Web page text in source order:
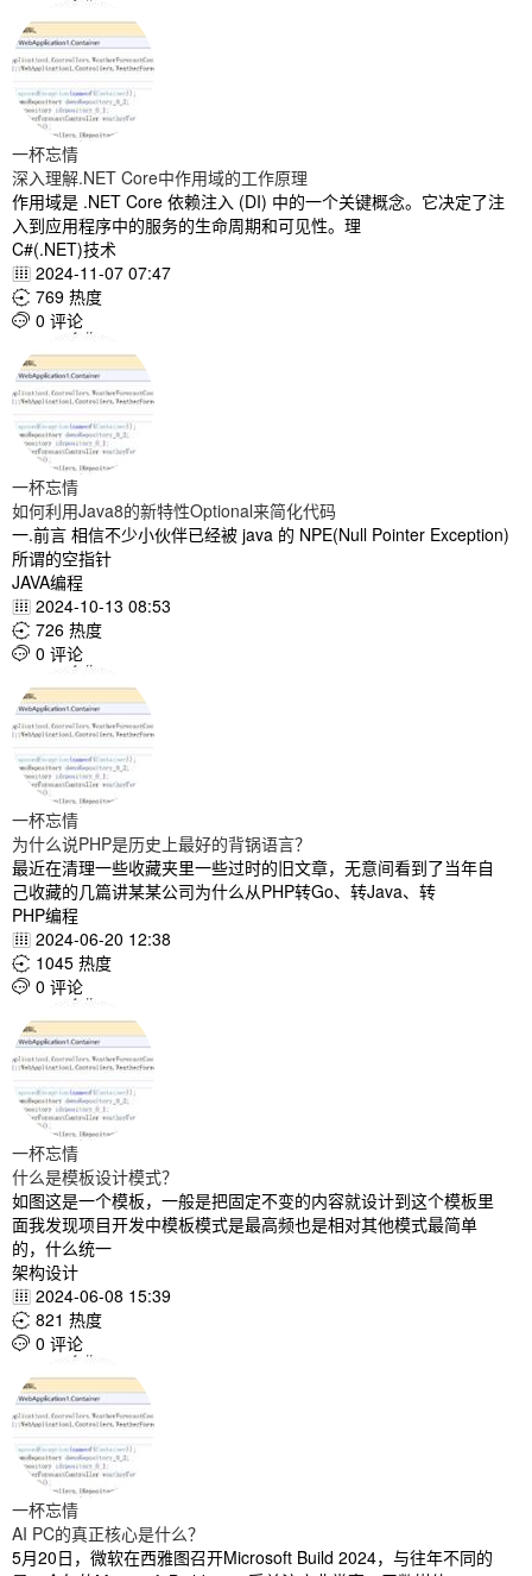
一杯忘情
深入理解.NET Core中作用域的工作原理
作用域是 .NET Core 依赖注入 (DI) 中的一个关键概念。它决定了注
入到应用程序中的服务的生命周期和可见性。理
C#(.NET)技术
 2024-11-07 07:47
 769 热度
 0 评论
一杯忘情
如何利用Java8的新特性Optional来简化代码
一.前言 相信不少小伙伴已经被 java 的 NPE(Null Pointer Exception)
所谓的空指针
JAVA编程
 2024-10-13 08:53
 726 热度
 0 评论
一杯忘情
为什么说PHP是历史上最好的背锅语言？
最近在清理一些收藏夹里一些过时的旧文章，无意间看到了当年自
己收藏的几篇讲某某公司为什么从PHP转Go、转Java、转
PHP编程
 2024-06-20 12:38
 1045 热度
 0 评论
一杯忘情
什么是模板设计模式？
如图这是一个模板，一般是把固定不变的内容就设计到这个模板里
面我发现项目开发中模板模式是最高频也是相对其他模式最简单
的，什么统一
架构设计
 2024-06-08 15:39
 821 热度
 0 评论
一杯忘情
AI PC的真正核心是什么？
5月20日，微软在西雅图召开Microsoft Build 2024，与往年不同的